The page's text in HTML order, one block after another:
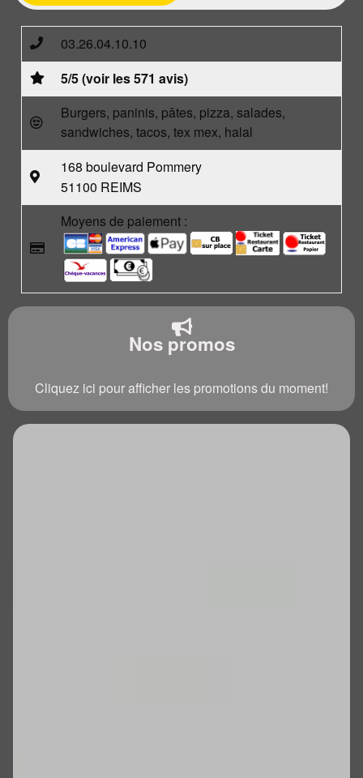
03.26.04.10.10
5/5 (voir les 571 avis)
Burgers, paninis, pâtes, pizza, salades,
sandwiches, tacos, tex mex, halal
168 boulevard Pommery
51100 REIMS
Moyens de paiement :
Nos promos
Cliquez ici pour afficher les promotions du moment!